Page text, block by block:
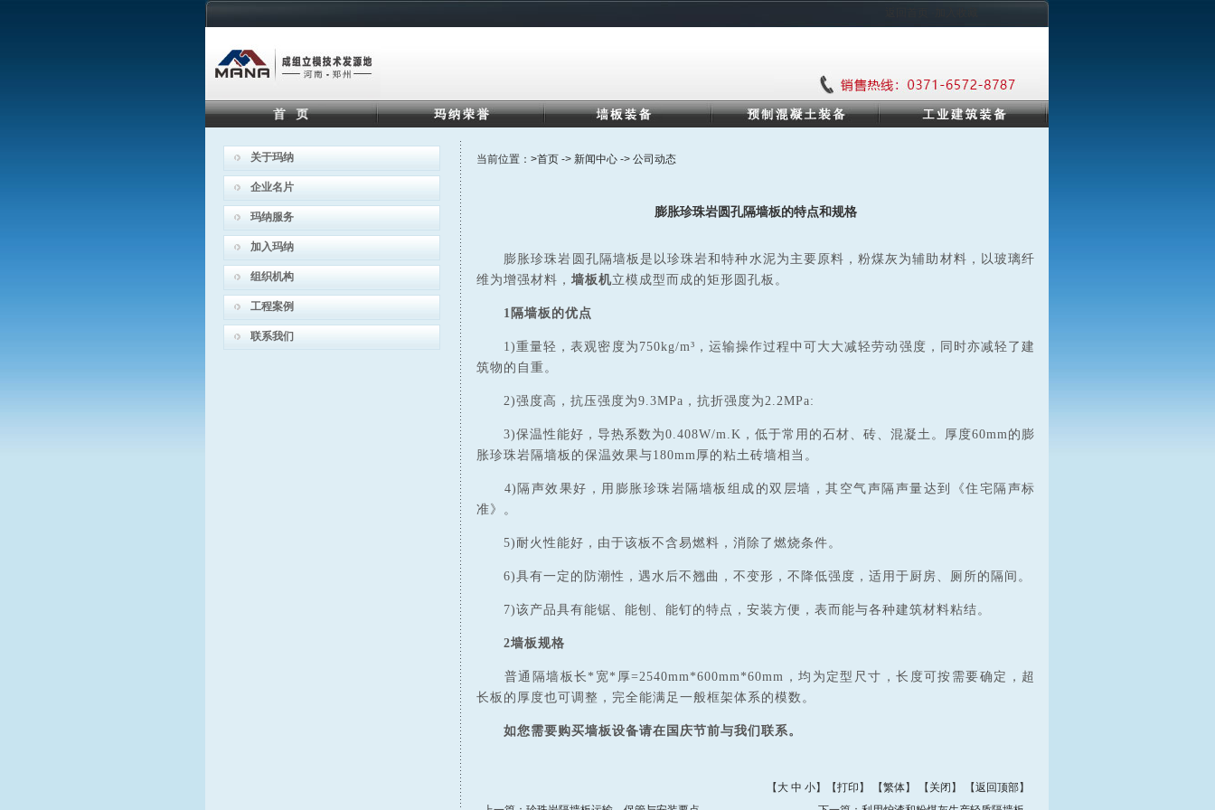
关于玛纳
企业名片
玛纳服务
加入玛纳
组织机构
工程案例
联系我们
当前位置： >首页 -> 新闻中心 -> 公司动态
膨胀珍珠岩圆孔隔墙板的特点和规格
膨胀珍珠岩圆孔隔墙板是以珍珠岩和特种水泥为主要原料，粉煤灰为辅助材料，以玻璃纤
维为增强材料， 墙板机立模成型而成的矩形圆孔板。
1隔墙板的优点
1)重量轻，表观密度为750kg/m³，运输操作过程中可大大减轻劳动强度，同时亦减轻了建
筑物的自重。
2)强度高，抗压强度为9.3MPa，抗折强度为2.2MPa:
3)保温性能好，导热系数为0.408W/m.K，低于常用的石材、砖、混凝土。厚度60mm的膨
胀珍珠岩隔墙板的保温效果与180mm厚的粘土砖墙相当。
4)隔声效果好，用膨胀珍珠岩隔墙板组成的双层墙，其空气声隔声量达到《住宅隔声标
准》。
5)耐火性能好，由于该板不含易燃料，消除了燃烧条件。
6)具有一定的防潮性，遇水后不翘曲，不变形，不降低强度，适用于厨房、厕所的隔间。
7)该产品具有能锯、能刨、能钉的特点，安装方便，表而能与各种建筑材料粘结。
2墙板规格
普通隔墙板长*宽*厚=2540mm*600mm*60mm，均为定型尺寸，长度可按需要确定，超
长板的厚度也可调整，完全能满足一般框架体系的模数。
如您需要购买墙板设备请在国庆节前与我们联系。
【 大 中 小】【打印 】 【繁体】 【 关闭 】 【返回顶部】